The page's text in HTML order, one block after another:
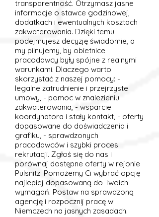
transparentność. Otrzymasz jasne
informacje o stawce godzinowej,
dodatkach i ewentualnych kosztach
zakwaterowania. Dzięki temu
podejmujesz decyzję świadomie, a
my pilnujemy, by obietnice
pracodawcy były spójne z realnymi
warunkami. Dlaczego warto
skorzystać z naszej pomocy: -
legalne zatrudnienie i przejrzyste
umowy, - pomoc w znalezieniu
zakwaterowania, - wsparcie
koordynatora i stały kontakt, - oferty
dopasowane do doświadczenia i
grafiku, - sprawdzonych
pracodawców i szybki proces
rekrutacji. Zgłoś się do nas i
porównaj dostępne oferty w rejonie
Pulsnitz. Pomożemy Ci wybrać opcję
najlepiej dopasowaną do Twoich
wymagań. Postaw na sprawdzoną
agencję i rozpocznij pracę w
Niemczech na jasnych zasadach.